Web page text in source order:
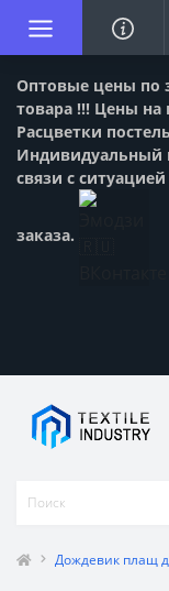
Оптовые цены по
товара !!! Цены на
Расцветки
Индивидуальный
связи с
заказа.
Дождевик плащ